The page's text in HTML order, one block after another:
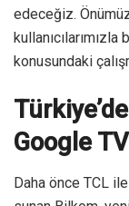
edeceğiz.
konusundaki
Google TV
Daha önce TCL